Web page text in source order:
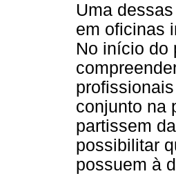
Uma
em oficinas
No início do
conjunto na
partissem
possibilitar
possuem à